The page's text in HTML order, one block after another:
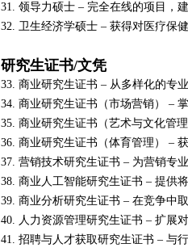
31. 领导力硕士 – 完全在线的项目，
32. 卫生经济学硕士 – 获得对医疗保
研究生证书/文凭
33. 商业研究生证书 – 从多样化的专
34. 商业研究生证书（市场营销） –
35. 商业研究生证书（艺术与文化管
36. 商业研究生证书（体育管理） –
37. 营销技术研究生证书 – 为营销专
38. 商业人工智能研究生证书 – 提供
39. 商业分析研究生证书 – 在竞争中
40. 人力资源管理研究生证书 – 扩展
41. 招聘与人才获取研究生证书 – 与